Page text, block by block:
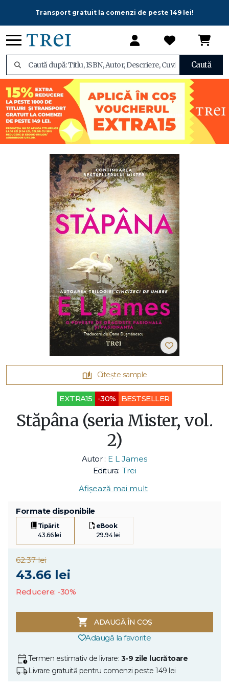
Transport gratuit la comenzi de peste 149 lei!
Caută
Citește sample
EXTRA15 -30% BESTSELLER
Stăpâna (seria Mister, vol.
2)
Autor : E L James
Editura: Trei
Afișează mai mult
Formate disponibile
Tipărit
43.66 lei
eBook
29.94 lei
62.37 lei
43.66 lei
Reducere: -30%
ADAUGĂ ÎN COȘ
Adaugă la favorite
Termen estimativ de livrare: 3-9 zile lucrătoare
Livrare gratuită pentru comenzi peste 149 lei